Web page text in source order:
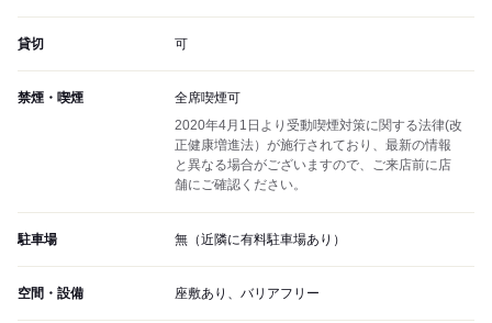
貸切 可
禁煙・喫煙
全席喫煙可
2020年4月1日より受動喫煙対策に関する法律(改
正健康増進法）が施行されており、最新の情報
と異なる場合がございますので、ご来店前に店
舗にご確認ください。
駐車場 無（近隣に有料駐車場あり）
空間・設備 座敷あり、バリアフリー